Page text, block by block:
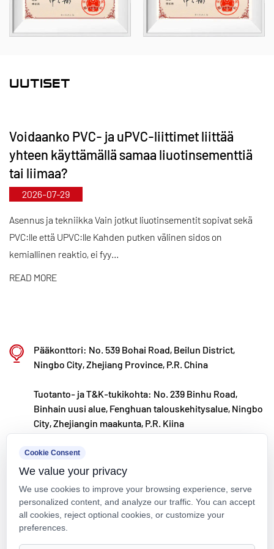
ja eritelmiä. Erityisesti läppäventtiiliemme voivat
saavuttaa halkaisijaltaan DN1000, kun taas putket ja
alalla.
lähes 10 miljoonaa RMB T&K-toimintaan.
Varmistamme tuotteiden erinomaisen laadun
standardoidun automatisoidun valmistuksen ja
tiukan tuontiraaka-aineiden hankinnan avulla.
Kansainvälisen kehitysstrategiamme mukaisesti
seuraamme jatkuvasti globaalien markkinoiden
kehitystä ja hyödynnämme digitaalisia kanavia
tuodaksemme korkealaatuisia "Made in China" -
Ltd. on investoinut yhteensä 200 miljoonaa RMB:tä,
yhteistyössä yliopistojen ja tutkimuslaitosten
kanssa, rakentanut nykyaikaisen tuotantokannan ja
asentanut 8 täysin automatisoitua tuotantolinjaa
modifioiduille muoveille ja 8
polymeerimateriaaleille. Laitos on omistettu uusien
modifioitujen muovien ja polymeerimateriaalien
tutkimukselle ja kehitykselle, tuotantoon ja
käyttöön. Kaixin on myös sitoutunut
UUTISET
Voidaanko PVC- ja uPVC-liittimet liittää
yhteen käyttämällä samaa liuotinsementtiä
tai liimaa?
2026-07-29
Asennus ja tekniikka Vain jotkut liuotinsementit sopivat sekä
PVC:lle että UPVC:lle Kahden putken välinen sidos on
kemiallinen reaktio, ei fyy...
READ MORE
Pääkonttori: No. 539 Bohai Road, Beilun District,
Ningbo City, Zhejiang Province, P.R. China
Tuotanto- ja T&K-tukikohta: No. 239 Binhu Road,
Binhain uusi alue, Fenghuan talouskehitysalue, Ningbo
City, Zhejiangin maakunta, P.R. Kiina
kxpv@kxpv.com
+86-18067123177
Cookie Consent
We value your privacy
We use cookies to improve your browsing experience, serve
personalized content, and analyze our traffic. You can accept
all cookies, reject optional cookies, or customize your
preferences.